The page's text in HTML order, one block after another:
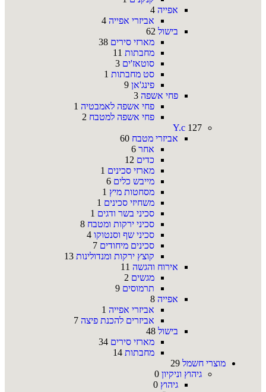
אפייה 4
אביזרי אפייה 4
בישול 62
מארזי סירים 38
מחבתות 11
סוטאז'ים 3
סט מחבתות 1
פינג'אן 9
פחי אשפה 3
פחי אשפה לאמבטיה 1
פחי אשפה למטבח 2
Y.c 127
אביזרי מטבח 60
אחר 6
כדים 12
מארזי סכינים 1
מייבש כלים 6
מסחטות מיץ 1
משחיזי סכינים 1
סכיני בשר ודגים 1
סכיני ירקות ומטבח 8
סכיני שף וסנטוקו 4
סכינים מיחודים 7
קוצץ ירקות ומנדולינות 13
אירוח והגשה 11
מגשים 2
תרמוסים 9
אפייה 8
אביזרי אפייה 1
אביזרים להכנת פיצה 7
בישול 48
מארזי סירים 34
מחבתות 14
מוצרי חשמל 29
גיהוץ וניקיון 0
גיהוץ 0